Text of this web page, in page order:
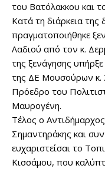
του Βατόλακκου και
Κατά τη διάρκεια της
πραγματοποιήθηκε
Λαδιού από τον κ.
της ξενάγησης
της ΔΕ Μουσούρων κ.
Πρόεδρο του
Μαυρογένη.
Τέλος ο
Σημαντηράκης και
ευχαριστείσαι το
Κισσάμου, που